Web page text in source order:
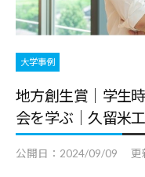
デ
ー
タ
ど
、
よ
大学事例
地方創生賞｜学生
会を学ぶ｜久留米
公開日： 2024/09/09 更